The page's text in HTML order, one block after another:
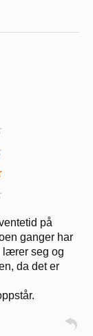
på
ganger har
lærer seg og
da det er